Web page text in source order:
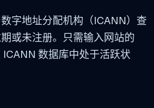
字地址分配机构（ICANN）查
或未注册。只需输入网站的
数据库中处于活跃状